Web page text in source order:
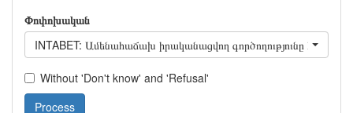
Փոփոխական
INTABET: Ամենահաճախ իրականացվող գործողությունը
Without 'Don't know' and 'Refusal'
Process